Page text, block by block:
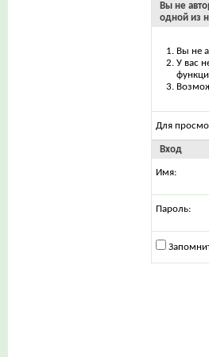
Вы не
одной из
Вы не
У вас
Для
Вход
Имя:
Пароль: